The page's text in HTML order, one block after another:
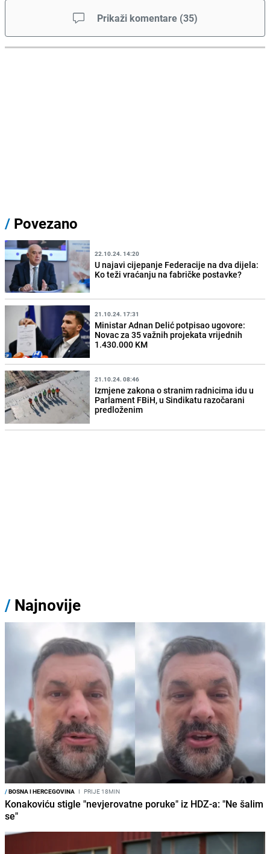
Prikaži komentare (35)
/ Povezano
22.10.24. 14:20
U najavi cijepanje Federacije na dva dijela:
Ko teži vraćanju na fabričke postavke?
21.10.24. 17:31
Ministar Adnan Delić potpisao ugovore:
Novac za 35 važnih projekata vrijednih
1.430.000 KM
21.10.24. 08:46
Izmjene zakona o stranim radnicima idu u
Parlament FBiH, u Sindikatu razočarani
predloženim
/ Najnovije
/BOSNA I HERCEGOVINA I PRIJE 18MIN
Konakoviću stigle "nevjerovatne poruke" iz HDZ-a: "Ne šalim
se"